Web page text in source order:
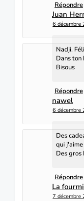
Répondre
Juan
6
Nadji.
Dans
Bisous
Répondre
nawel
6
Des
qui
Des gros
Répondre
La
7